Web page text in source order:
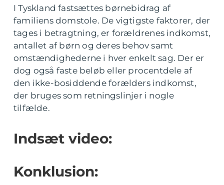
I Tyskland fastsættes børnebidrag af
familiens domstole. De vigtigste faktorer, der
tages i betragtning, er forældrenes indkomst,
antallet af børn og deres behov samt
omstændighederne i hver enkelt sag. Der er
dog også faste beløb eller procentdele af
den ikke-bosiddende forælders indkomst,
der bruges som retningslinjer i nogle
tilfælde.
Indsæt video:
Konklusion: